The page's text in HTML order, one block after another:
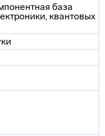
база
квантовых